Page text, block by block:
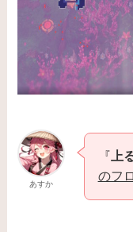
あすか
『 上
のフ